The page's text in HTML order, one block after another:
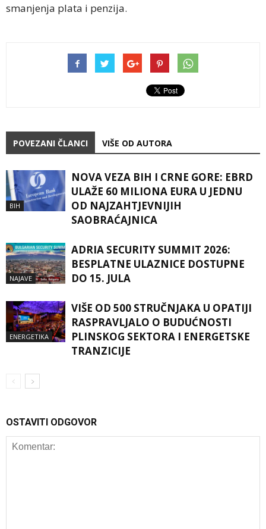
smanjenja plata i penzija.
POVEZANI ČLANCI VIŠE OD AUTORA
BIH
NOVA VEZA BIH I CRNE GORE: EBRD
ULAŽE 60 MILIONA EURA U JEDNU
OD NAJZAHTJEVNIJIH
SAOBRAĆAJNICA
NAJAVE
ADRIA SECURITY SUMMIT 2026:
BESPLATNE ULAZNICE DOSTUPNE
DO 15. JULA
ENERGETIKA
VIŠE OD 500 STRUČNJAKA U OPATIJI
RASPRAVLJALO O BUDUĆNOSTI
PLINSKOG SEKTORA I ENERGETSKE
TRANZICIJE
OSTAVITI ODGOVOR